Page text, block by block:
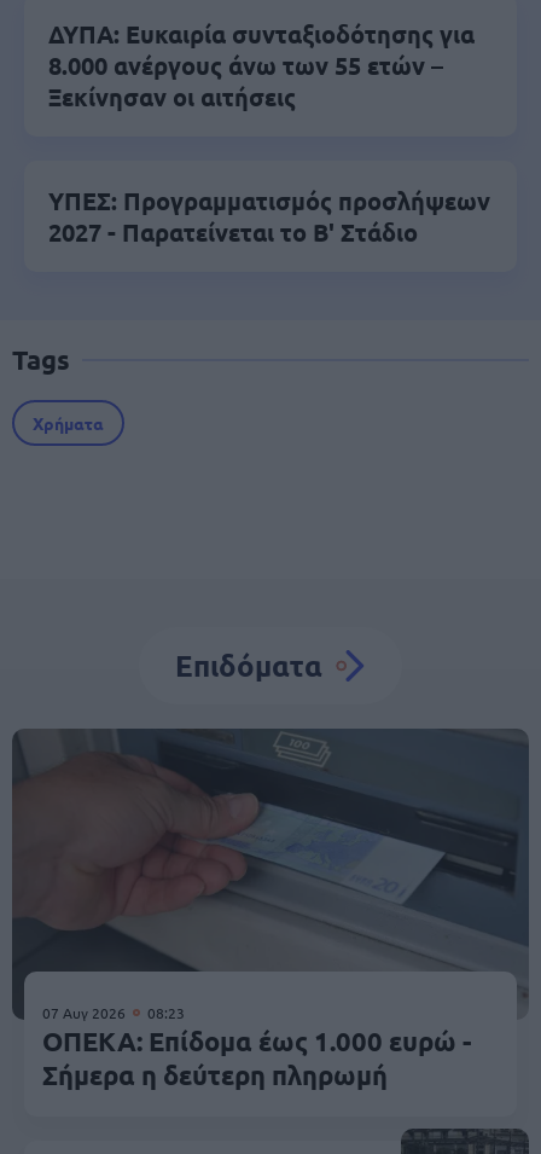
ΔΥΠΑ: Ευκαιρία συνταξιοδότησης για
8.000 ανέργους άνω των 55 ετών –
Ξεκίνησαν οι αιτήσεις
ΥΠΕΣ: Προγραμματισμός προσλήψεων
2027 - Παρατείνεται το Β' Στάδιο
Tags
Χρήματα
Επιδόματα
07 Αυγ 2026 08:23
ΟΠΕΚΑ: Επίδομα έως 1.000 ευρώ -
Σήμερα η δεύτερη πληρωμή